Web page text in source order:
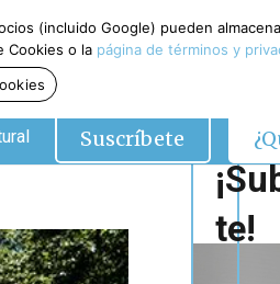
Suscríbete
te!
(incluido Google) pueden
Cookies o la página de términos y